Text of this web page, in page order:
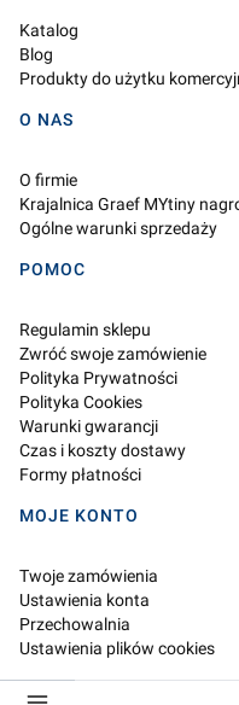
Katalog
Blog
Produkty do użytku
O NAS
O firmie
Krajalnica Graef MYtiny
Ogólne warunki sprzedaży
POMOC
Regulamin sklepu
Zwróć swoje zamówienie
Polityka Prywatności
Polityka Cookies
Warunki gwarancji
Czas i koszty dostawy
Formy płatności
MOJE KONTO
Twoje zamówienia
Ustawienia konta
Przechowalnia
Ustawienia plików cookies